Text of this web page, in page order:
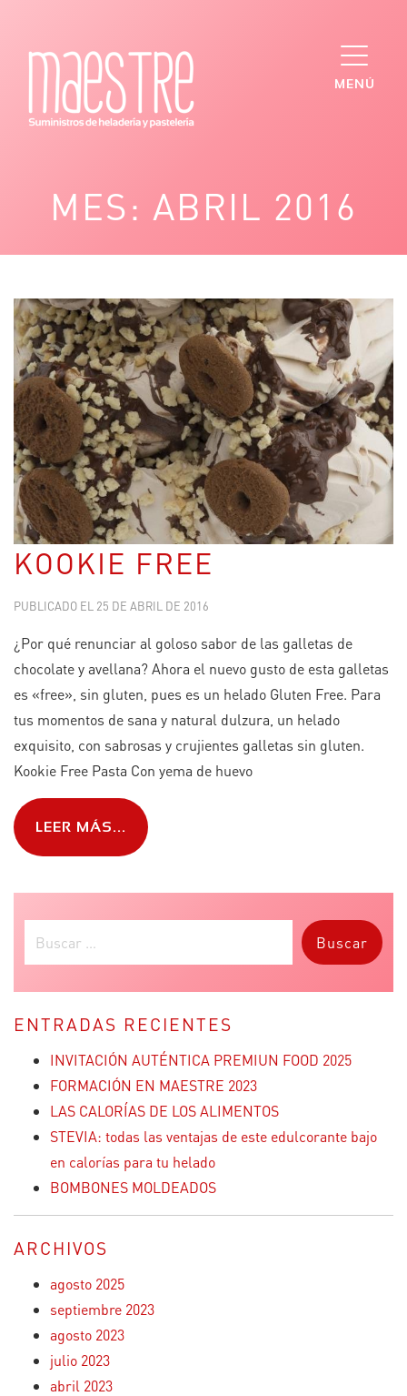
contenido
MES: ABRIL 2016
KOOKIE FREE
PUBLICADO EL 25 DE ABRIL DE 2016
¿Por qué renunciar al goloso sabor de las galletas de
chocolate y avellana? Ahora el nuevo gusto de esta galletas
es «free», sin gluten, pues es un helado Gluten Free. Para
tus momentos de sana y natural dulzura, un helado
exquisito, con sabrosas y crujientes galletas sin gluten.
Kookie Free Pasta Con yema de huevo
LEER MÁS...
ENTRADAS RECIENTES
INVITACIÓN AUTÉNTICA PREMIUN FOOD 2025
FORMACIÓN EN MAESTRE 2023
LAS CALORÍAS DE LOS ALIMENTOS
STEVIA: todas las ventajas de este edulcorante bajo
en calorías para tu helado
BOMBONES MOLDEADOS
ARCHIVOS
agosto 2025
septiembre 2023
agosto 2023
julio 2023
abril 2023
MENÚ